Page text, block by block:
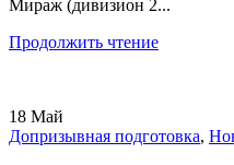
Мираж (дивизион 2...
Продолжить чтение
18 Май
Допризывная подготовка,